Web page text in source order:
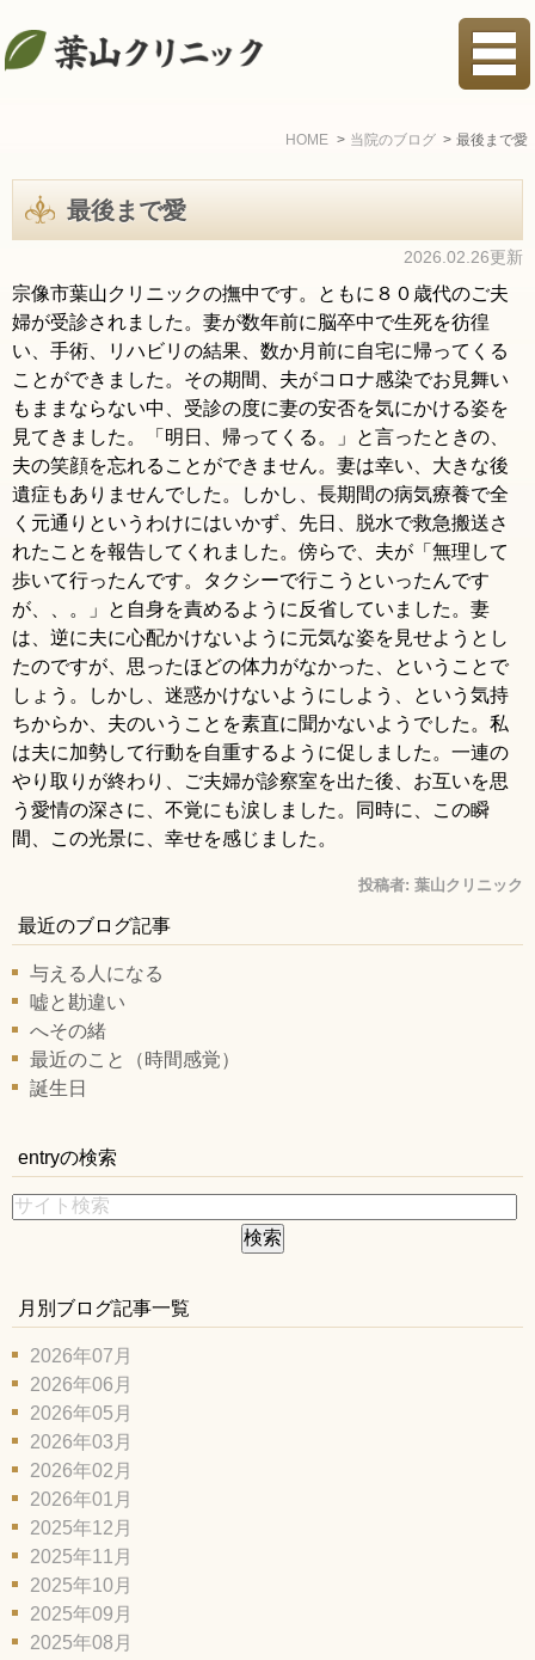
HOME 当院のブログ 最後まで愛
最後まで愛
2026.02.26更新
宗像市葉山クリニックの撫中です。ともに８０歳代のご夫
婦が受診されました。妻が数年前に脳卒中で生死を彷徨
い、手術、リハビリの結果、数か月前に自宅に帰ってくる
ことができました。その期間、夫がコロナ感染でお見舞い
もままならない中、受診の度に妻の安否を気にかける姿を
見てきました。「明日、帰ってくる。」と言ったときの、
夫の笑顔を忘れることができません。妻は幸い、大きな後
遺症もありませんでした。しかし、長期間の病気療養で全
く元通りというわけにはいかず、先日、脱水で救急搬送さ
れたことを報告してくれました。傍らで、夫が「無理して
歩いて行ったんです。タクシーで行こうといったんです
が、、。」と自身を責めるように反省していました。妻
は、逆に夫に心配かけないように元気な姿を見せようとし
たのですが、思ったほどの体力がなかった、ということで
しょう。しかし、迷惑かけないようにしよう、という気持
ちからか、夫のいうことを素直に聞かないようでした。私
は夫に加勢して行動を自重するように促しました。一連の
やり取りが終わり、ご夫婦が診察室を出た後、お互いを思
う愛情の深さに、不覚にも涙しました。同時に、この瞬
間、この光景に、幸せを感じました。
投稿者: 葉山クリニック
最近のブログ記事
与える人になる
嘘と勘違い
へその緒
最近のこと（時間感覚）
誕生日
entryの検索
月別ブログ記事一覧
2026年07月
2026年06月
2026年05月
2026年03月
2026年02月
2026年01月
2025年12月
2025年11月
2025年10月
2025年09月
2025年08月